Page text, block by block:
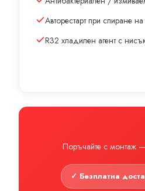
Авторестарт при спиране на
R32 хладилен агент с
Поръчайте с монтаж —
✓ Безплатна